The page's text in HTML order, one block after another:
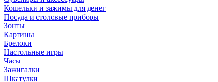
Кошельки и зажимы для денег
Посуда и столовые приборы
Зонты
Картины
Брелоки
Настольные игры
Часы
Зажигалки
Шкатулки